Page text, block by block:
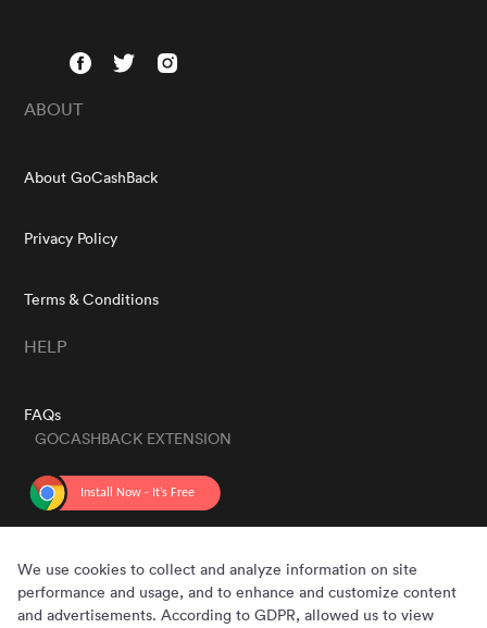
ABOUT
About GoCashBack
Privacy Policy
Terms & Conditions
HELP
FAQs
GOCASHBACK EXTENSION
We use cookies to collect and analyze information on site
performance and usage, and to enhance and customize content
and advertisements. According to GDPR, allowed us to view